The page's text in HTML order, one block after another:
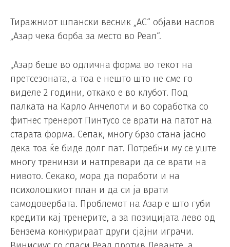
Тиражниот шпански весник „АС“ објави наслов
„Азар чека борба за место во Реал“.
„Азар беше во одлична форма во текот на
претсезоната, а тоа е нешто што не сме го
виделе 2 години, откако е во клубот. Под
палката на Карло Анчелоти и во соработка со
фитнес тренерот Пинтусо се врати на патот на
старата форма. Сепак, многу брзо стана јасно
дека тоа ќе биде долг пат. Потребни му се уште
многу тренинзи и натпревари да се врати на
нивото. Секако, мора да поработи и на
психолошкиот план и да си ја врати
самодовербата. Проблемот на Азар е што губи
кредити кај тренерите, а за позицијата лево од
Бензема конкурираат други сјајни играчи.